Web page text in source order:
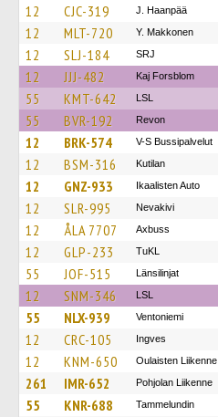
12 CJC-319 J. Haanpää
12 MLT-720 Y. Makkonen
12 SLJ-184 SRJ
12 JJJ-482 Kaj Forsblom
55 KMT-642 LSL
55 BVR-192 Revon
12 BRK-574 V-S Bussipalvelut
12 BSM-316 Kutilan
12 GNZ-933 Ikaalisten Auto
12 SLR-995 Nevakivi
12 ÅLA 7707 Axbuss
12 GLP-233 TuKL
55 JOF-515 Länsilinjat
12 SNM-346 LSL
55 NLX-939 Ventoniemi
12 CRC-105 Ingves
12 KNM-650 Oulaisten Liikenne
261 IMR-652 Pohjolan Liikenne
55 KNR-688 Tammelundin